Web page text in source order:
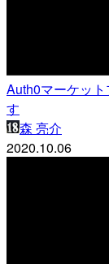
Auth0マーケッ
す
森 亮介
2020.10.06